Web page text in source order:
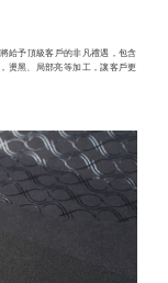
給予頂級客戶的非凡禮遇，包含
燙黑、局部亮等加工，讓客戶更